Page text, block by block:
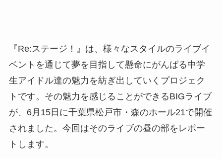
『Re:ステージ！』は、様々なスタイルのライブイ
ベントを通じて夢を目指して懸命にがんばる中学
生アイドル達の魅力を紡ぎ出していくプロジェク
トです。その魅力を感じることができるBIGライブ
が、6月15日に千葉県松戸市・森のホール21で開催
されました。今回はそのライブの昼の部をレポー
トします。